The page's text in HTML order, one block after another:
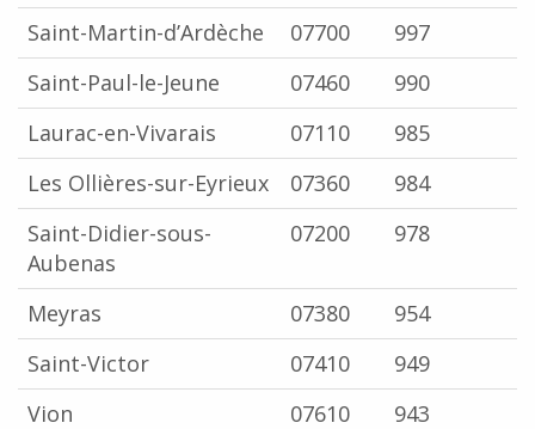
Saint-Martin-d’Ardèche
07700
997
Saint-Paul-le-Jeune
07460
990
Laurac-en-Vivarais
07110
985
Les Ollières-sur-Eyrieux
07360
984
Saint-Didier-sous-
Aubenas
07200 978
Meyras 07380
954
Saint-Victor
07410
949
Vion
07610
943